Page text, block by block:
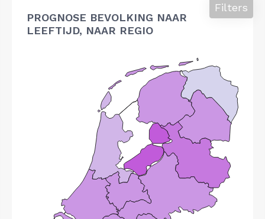
PROGNOSE BEVOLKING NAAR
LEEFTIJD, NAAR REGIO
Filters